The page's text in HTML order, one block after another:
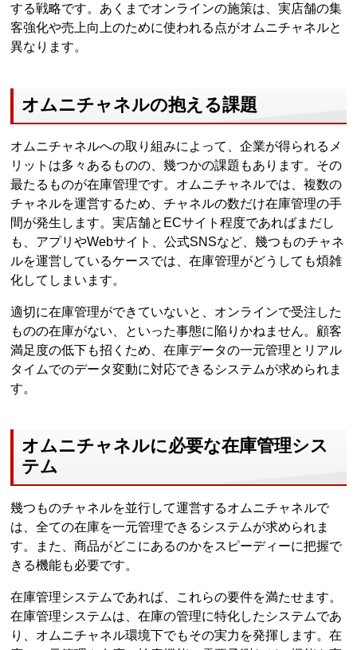
する戦略です。あくまでオンラインの施策は、実店舗の集
客強化や売上向上のために使われる点がオムニチャネルと
異なります。
オムニチャネルの抱える課題
オムニチャネルへの取り組みによって、企業が得られるメ
リットは多々あるものの、幾つかの課題もあります。その
最たるものが在庫管理です。オムニチャネルでは、複数の
チャネルを運営するため、チャネルの数だけ在庫管理の手
間が発生します。実店舗とECサイト程度であればまだし
も、アプリやWebサイト、公式SNSなど、幾つものチャネ
ルを運営しているケースでは、在庫管理がどうしても煩雑
化してしまいます。
適切に在庫管理ができていないと、オンラインで受注した
ものの在庫がない、といった事態に陥りかねません。顧客
満足度の低下も招くため、在庫データの一元管理とリアル
タイムでのデータ変動に対応できるシステムが求められま
す。
オムニチャネルに必要な在庫管理シス
テム
幾つものチャネルを並行して運営するオムニチャネルで
は、全ての在庫を一元管理できるシステムが求められま
す。また、商品がどこにあるのかをスピーディーに把握で
きる機能も必要です。
在庫管理システムであれば、これらの要件を満たせます。
在庫管理システムは、在庫の管理に特化したシステムであ
り、オムニチャネル環境下でもその実力を発揮します。在